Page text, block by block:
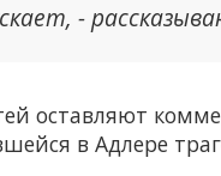
-
оставляют
в Адлере